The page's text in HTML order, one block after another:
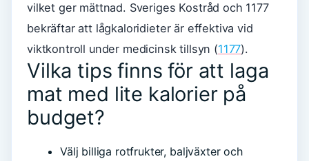
vilket ger mättnad. Sveriges Kostråd och 1177
bekräftar att lågkaloridieter är effektiva vid
viktkontroll under medicinsk tillsyn (1177).
Vilka tips finns för att laga
mat med lite kalorier på
budget?
Välj billiga rotfrukter, baljväxter och